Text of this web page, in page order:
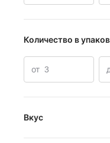
Количество в
от
Вкус
рыба